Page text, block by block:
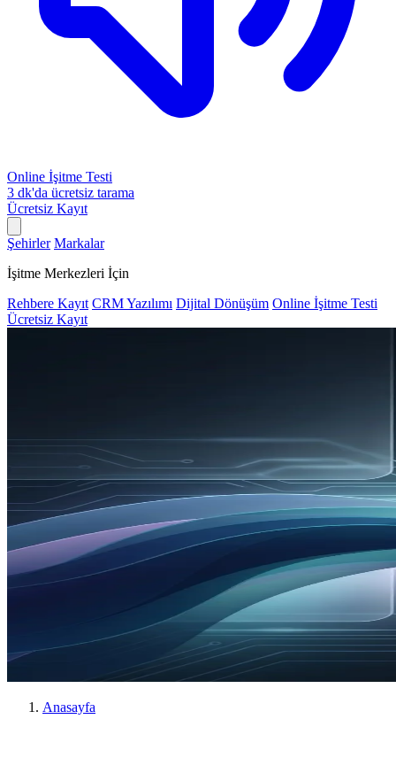
Online İşitme Testi
3 dk'da ücretsiz tarama
Ücretsiz Kayıt
Şehirler Markalar
İşitme Merkezleri İçin
Rehbere Kayıt CRM Yazılımı Dijital Dönüşüm Online İşitme Testi
Ücretsiz Kayıt
Anasayfa